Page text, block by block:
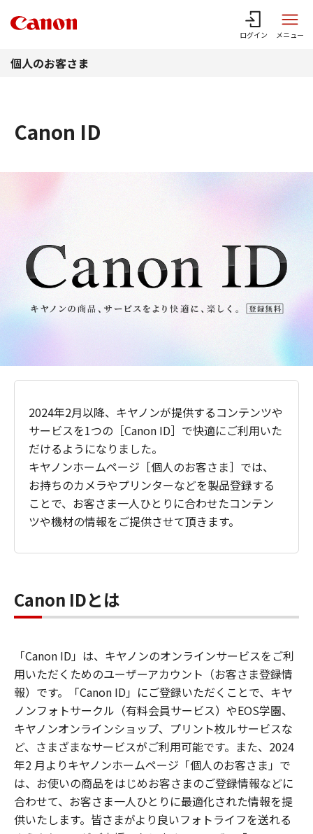
ログイン メニュー
個人のお客さま
Canon ID
2024年2月以降、キヤノンが提供するコンテンツや
サービスを1つの［Canon ID］で快適にご利用いた
だけるようになりました。
キヤノンホームページ［個人のお客さま］では、
お持ちのカメラやプリンターなどを製品登録する
ことで、お客さま一人ひとりに合わせたコンテン
ツや機材の情報をご提供させて頂きます。
Canon IDとは
「Canon ID」は、キヤノンのオンラインサービスをご利
用いただくためのユーザーアカウント（お客さま登録情
報）です。「Canon ID」にご登録いただくことで、キヤ
ノンフォトサークル（有料会員サービス）やEOS学園、
キヤノンオンラインショップ、プリント枚ルサービスな
ど、さまざまなサービスがご利用可能です。また、2024
年2 月よりキヤノンホームページ「個人のお客さま」で
は、お使いの商品をはじめお客さまのご登録情報などに
合わせて、お客さま一人ひとりに最適化された情報を提
供いたします。皆さまがより良いフォトライフを送れる